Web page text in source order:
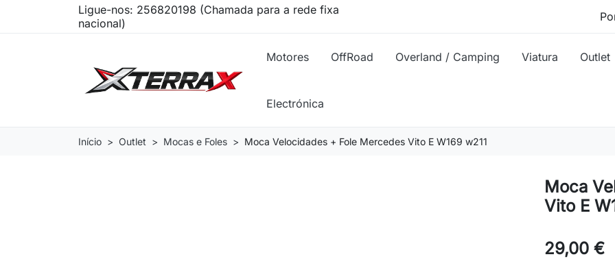
Ligue-nos: 256820198 (Chamada para a rede fixa
nacional)
Motores OffRoad Overland / Camping Viatura Outlet
Electrónica
Início Outlet Mocas e Foles Moca Velocidades + Fole Mercedes Vito E W169 w211
Moca
Vito E
29,00 €